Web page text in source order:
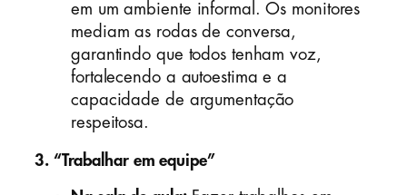
em um ambiente informal. Os monitores
mediam as rodas de conversa,
garantindo que todos tenham voz,
fortalecendo a autoestima e a
capacidade de argumentação
respeitosa.
3. “Trabalhar em equipe”